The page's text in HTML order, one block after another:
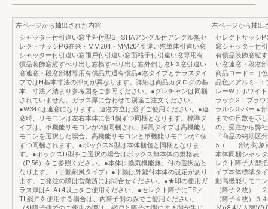
左ページから抽出された内容
シャッター付引違い窓半外付型SHSHAアングル付アングル無セ
レクトサッシPG在来・MM204・MM204引違い窓単体引違い窓
シャッター付引違い窓雨戸付引違い窓面格子付引違い窓専用有
償品装飾窓縦すべり出し窓横すべり出し窓外倒し窓FIX窓引違い
窓連窓・段窓部材専用有償品共通有償品●窓タイプとテラスタイ
プではH基本寸法の押えが異なります。詳細は商品カタログの基
本 寸法／納まり参考図をご参照ください。●グレチャンは同梱
されていません。ガラス厚に合わせて別途ご注文ください。
●W347は連窓になります。連窓方立は必ずご使用ください。●連
窓時、リモコンは左右本体に各1個ずつ同梱となります。標準タ
イプは、単機能リモコンが2個同梱され、採風タイプは高機能リ
モコンを選択した場合、高機能リモコンと単機能リモコンが1個
ずつ同梱されます。●ボックスS型は本体梱包と同梱となりま
す。●ボックスD型をご選択の場合はボックス無本体の規格表
（P.56）をご参照ください。●本体は換気機能無、付の選択品と
なります。（手動耐風タイプ）●手動は外鍵付本体の設定があり
ます。ご発注の際は営業所にお問合せください。●★印の使用ガ
ラス厚は4+A+4以上をご使用ください。●セレクト障子にTS／
TL網戸を使用する場合は、内障子側のみでご使用ください。
右ページから抽出
セレクトサッシ
窓シャッター付
有償品装飾窓縦
い窓連窓・段窓
商品コード＝［
品色／アルミT：
レーW：ホワイ
ラックG：ブラ
ラルシルバー▲
までの日数を示
の、受注から弊
『商品の納期区
5（ 部が対象範
本体同梱シャッ
レクト障子大型
イプ本体標準タ
動高機能リモコ
（障子２枚）
（障子４枚）３